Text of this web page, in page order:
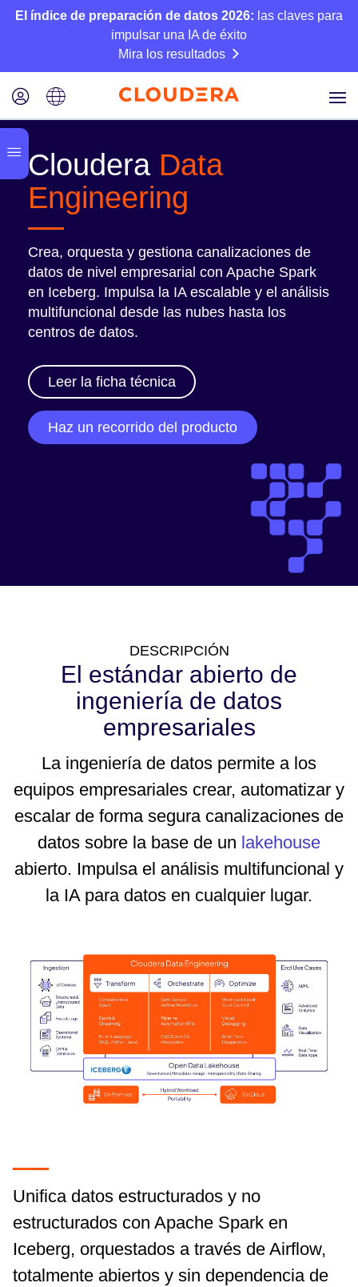
El índice de preparación de datos 2026: las claves para
impulsar una IA de éxito
Mira los resultados
Cloudera Data
Engineering
Crea, orquesta y gestiona canalizaciones de
datos de nivel empresarial con Apache Spark
en Iceberg. Impulsa la IA escalable y el análisis
multifuncional desde las nubes hasta los
centros de datos.
Leer la ficha técnica
Haz un recorrido del producto
DESCRIPCIÓN
El estándar abierto de
ingeniería de datos
empresariales
La ingeniería de datos permite a los
equipos empresariales crear, automatizar y
escalar de forma segura canalizaciones de
datos sobre la base de un lakehouse
abierto. Impulsa el análisis multifuncional y
la IA para datos en cualquier lugar.
Unifica datos estructurados y no
estructurados con Apache Spark en
Iceberg, orquestados a través de Airflow,
totalmente abiertos y sin dependencia de